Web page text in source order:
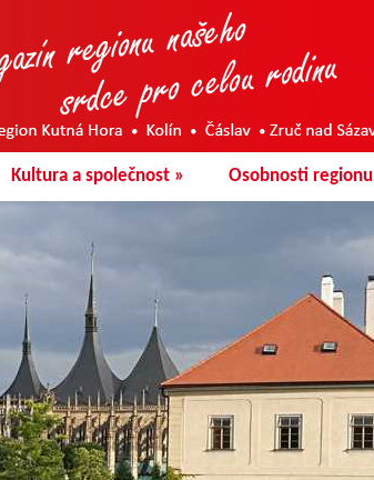
Kultura a společnost » Osobnosti regionu